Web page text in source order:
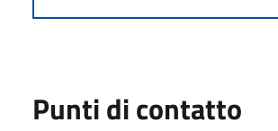
Punti di contatto